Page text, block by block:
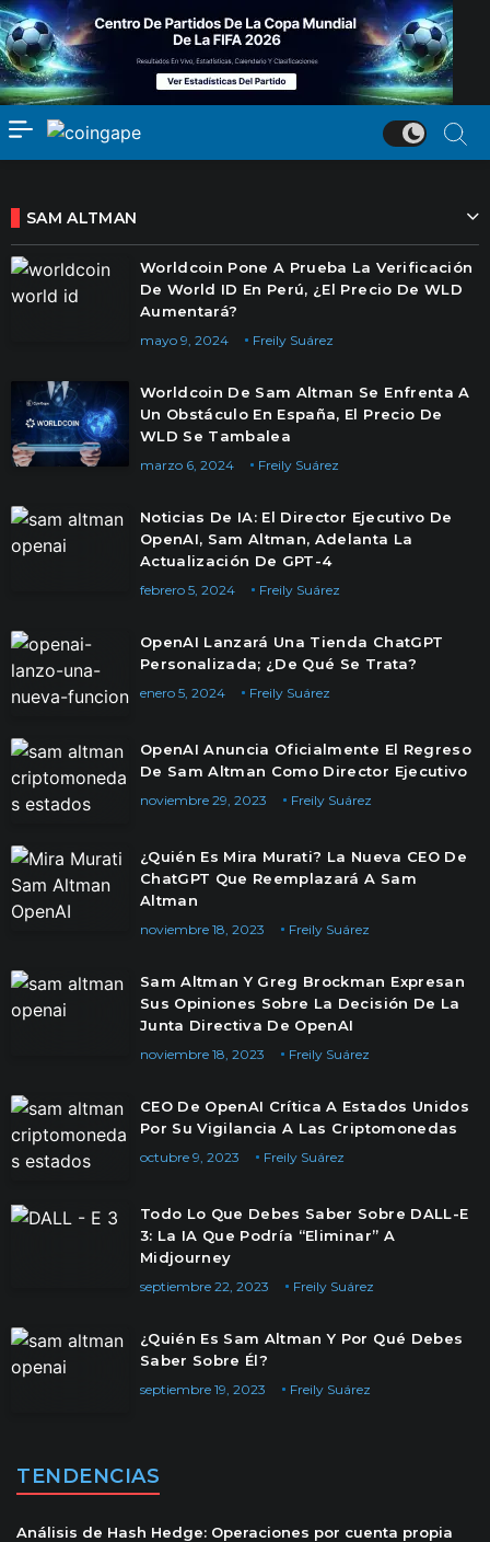
SAM ALTMAN
Worldcoin Pone A Prueba La Verificación
De World ID En Perú, ¿El Precio De WLD
Aumentará?
Freily Suárez
mayo 9, 2024
Worldcoin De Sam Altman Se Enfrenta A
Un Obstáculo En España, El Precio De
WLD Se Tambalea
Freily Suárez
marzo 6, 2024
Noticias De IA: El Director Ejecutivo De
OpenAI, Sam Altman, Adelanta La
Actualización De GPT-4
Freily Suárez
febrero 5, 2024
OpenAI Lanzará Una Tienda ChatGPT
Personalizada; ¿De Qué Se Trata?
Freily Suárez
enero 5, 2024
OpenAI Anuncia Oficialmente El Regreso
De Sam Altman Como Director Ejecutivo
Freily Suárez
noviembre 29, 2023
¿Quién Es Mira Murati? La Nueva CEO De
ChatGPT Que Reemplazará A Sam
Altman
Freily Suárez
noviembre 18, 2023
Sam Altman Y Greg Brockman Expresan
Sus Opiniones Sobre La Decisión De La
Junta Directiva De OpenAI
Freily Suárez
noviembre 18, 2023
CEO De OpenAI Crítica A Estados Unidos
Por Su Vigilancia A Las Criptomonedas
Freily Suárez
octubre 9, 2023
Todo Lo Que Debes Saber Sobre DALL-E
3: La IA Que Podría “Eliminar” A
Midjourney
Freily Suárez
septiembre 22, 2023
¿Quién Es Sam Altman Y Por Qué Debes
Saber Sobre Él?
Freily Suárez
septiembre 19, 2023
TENDENCIAS
Análisis de Hash Hedge: Operaciones por cuenta propia